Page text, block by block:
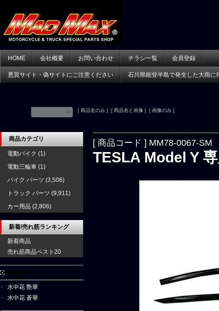
HOME 会社概要 お問い合わせ チラシ一覧 会員登録
悪質サイト・偽サイトにご注意ください 石川県能登半島で発生した大雨に
[ 商品名のみ ] [ 商品名と画像 ] [ 画像のみ ]
[ 商品コード ] MM78-0067-SM
TESLA Model Y
商品カテゴリ
電動バイク (1)
電動三輪車 (1)
バイク パーツ (3,506)
トラック パーツ (9,911)
カー用品 (2,806)
新着/売れ筋ランキング
新着商品
売れ筋商品ベスト20
水中花 艶華
水中花 蒼華